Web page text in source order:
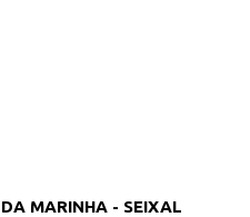
MARINHA - SEIXAL